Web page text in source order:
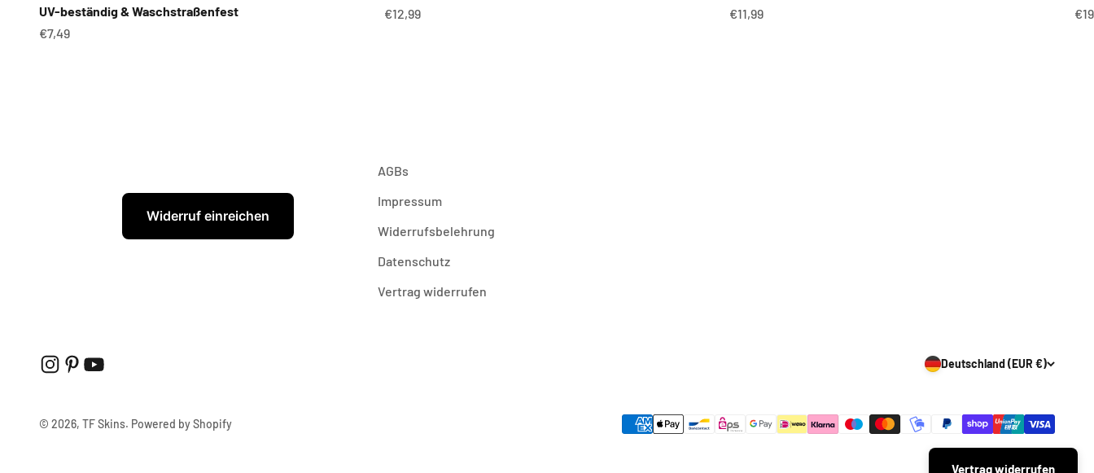
UV-beständig & Waschstraßenfest
Angebot
€7,49
Angebot
€12,99
Angebot
€11,99
Widerruf einreichen
AGBs
Impressum
Widerrufsbelehrung
Datenschutz
Vertrag widerrufen
Deutschland (EUR €)
© 2026, TF Skins. Powered by Shopify
Vertrag widerrufen